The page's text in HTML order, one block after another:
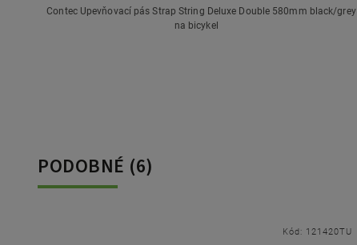
Contec Upevňovací pás Strap String Deluxe Double 580mm black/grey
na bicykel
PODOBNÉ (6)
Kód: 121420TU